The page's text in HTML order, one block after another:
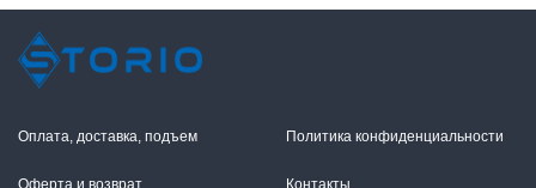
Оплата, доставка, подъем
Оферта и возврат
Политика конфиденциальности
Контакты